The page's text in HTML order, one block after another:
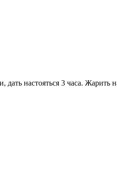
настояться 3 часа. Жарить